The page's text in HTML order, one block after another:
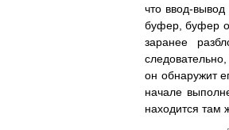
что ввод-
буфер, буфер
заранее
он обнаружит
начале
находится там